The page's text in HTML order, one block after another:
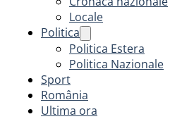
Locale
Politica
Politica Estera
Politica Nazionale
Sport
România
Ultima ora